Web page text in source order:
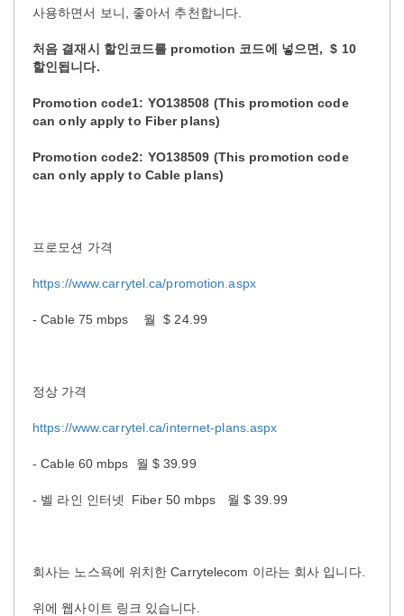
사용하면서 보니, 좋아서 추천합니다.
처음 결재시 할인코드를 promotion 코드에 넣으면, $ 10
할인됩니다.
Promotion code1: YO138508 (This promotion code
can only apply to Fiber plans)
Promotion code2: YO138509 (This promotion code
can only apply to Cable plans)
프로모션 가격
https://www.carrytel.ca/promotion.aspx
- Cable 75 mbps 월 $ 24.99
정상 가격
https://www.carrytel.ca/internet-plans.aspx
- Cable 60 mbps 월 $ 39.99
- 벨 라인 인터넷 Fiber 50 mbps 월 $ 39.99
회사는 노스욕에 위치한 Carrytelecom 이라는 회사 입니다.
위에 웹사이트 링크 있습니다.